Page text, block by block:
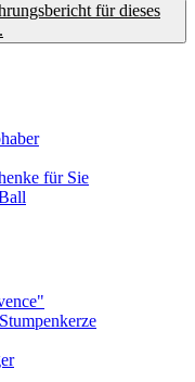
für dieses
für Sie